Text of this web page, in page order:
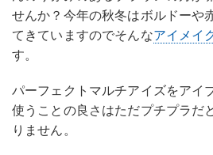
せんか？今年の秋冬はボルドーや
てきていますのでそんなアイメイ
す。
パーフェクトマルチアイズをアイ
使うことの良さはただプチプラだ
りません。